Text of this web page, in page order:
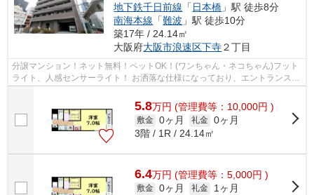
地下鉄千日前線 「 日本橋 」駅 徒歩8分
南海本線 「難波 」駅 徒歩10分
築17年 / 24.14㎡
大阪府大阪市浪速区下寺２丁目
分譲マンション！ネット無料！ペットOK！(ワンちゃん・ネコちゃん)フット
ライト、人感センサーライト！ お洒落な仕様になっており、エントランス・
ロビーも高級感溢れてます(*‘∀‘)
5.8万円 (管理費等：10,000円 )
敷金 0ヶ月 礼金 0ヶ月
3階 / 1R / 24.14㎡
6.4万円 (管理費等：5,000円 )
敷金 0ヶ月 礼金
1ヶ月